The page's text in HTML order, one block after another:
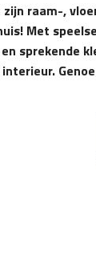
raam-,
Met
sprekende